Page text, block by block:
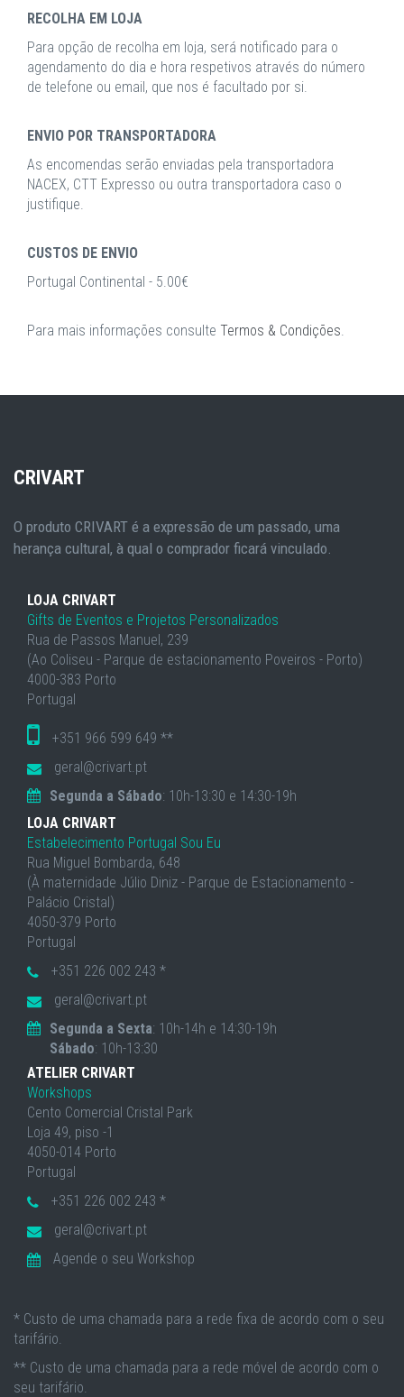
RECOLHA EM LOJA
Para opção de recolha em loja, será notificado para o
agendamento do dia e hora respetivos através do número
de telefone ou email, que nos é facultado por si.
ENVIO POR TRANSPORTADORA
As encomendas serão enviadas pela transportadora
NACEX, CTT Expresso ou outra transportadora caso o
justifique.
CUSTOS DE ENVIO
Portugal Continental - 5.00€
Para mais informações consulte Termos & Condições.
CRIVART
O produto CRIVART é a expressão de um passado, uma
herança cultural, à qual o comprador ficará vinculado.
LOJA CRIVART
Gifts de Eventos e Projetos Personalizados
Rua de Passos Manuel, 239
(Ao Coliseu - Parque de estacionamento Poveiros - Porto)
4000-383 Porto
Portugal
+351 966 599 649 **
geral@crivart.pt
Segunda a Sábado: 10h-13:30 e 14:30-19h
LOJA CRIVART
Estabelecimento Portugal Sou Eu
Rua Miguel Bombarda, 648
(À maternidade Júlio Diniz - Parque de Estacionamento -
Palácio Cristal)
4050-379 Porto
Portugal
+351 226 002 243 *
geral@crivart.pt
Segunda a Sexta: 10h-14h e 14:30-19h
Sábado: 10h-13:30
ATELIER CRIVART
Workshops
Cento Comercial Cristal Park
Loja 49, piso -1
4050-014 Porto
Portugal
+351 226 002 243 *
geral@crivart.pt
Agende o seu Workshop
* Custo de uma chamada para a rede fixa de acordo com o seu
tarifário.
** Custo de uma chamada para a rede móvel de acordo com o
seu tarifário.